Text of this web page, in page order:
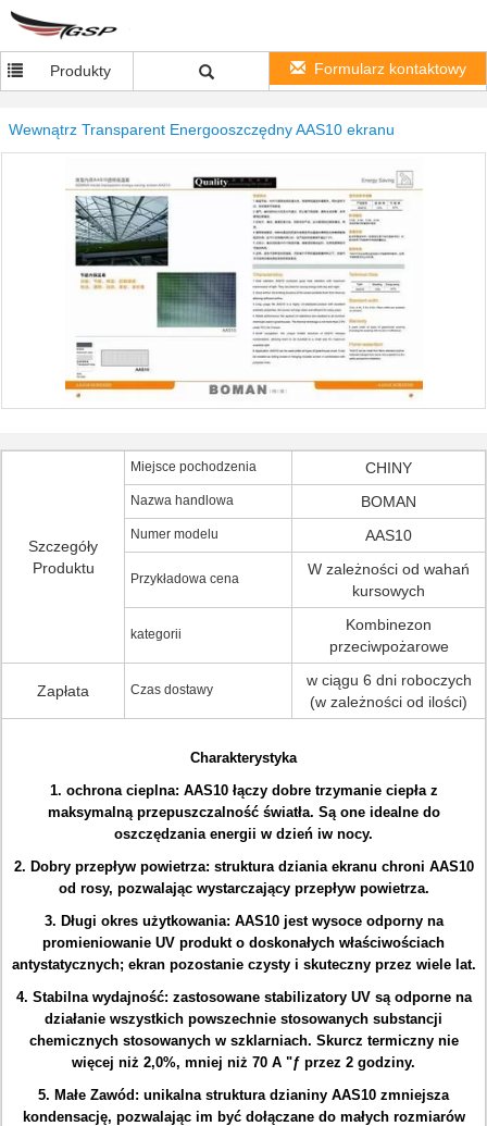
Produkty Formularz kontaktowy
Wewnątrz Transparent Energooszczędny AAS10 ekranu
Szczegóły
Produktu
Miejsce pochodzenia CHINY
Nazwa handlowa BOMAN
Numer modelu AAS10
Przykładowa cena
W zależności od wahań
kursowych
kategorii
Kombinezon
przeciwpożarowe
Zapłata Czas dostawy
w ciągu 6 dni roboczych
(w zależności od ilości)
Charakterystyka
1. ochrona cieplna: AAS10 łączy dobre trzymanie ciepła z
maksymalną przepuszczalność światła. Są one idealne do
oszczędzania energii w dzień iw nocy.
2. Dobry przepływ powietrza: struktura dziania ekranu chroni AAS10
od rosy, pozwalając wystarczający przepływ powietrza.
3. Długi okres użytkowania: AAS10 jest wysoce odporny na
promieniowanie UV produkt o doskonałych właściwościach
antystatycznych; ekran pozostanie czysty i skuteczny przez wiele lat.
4. Stabilna wydajność: zastosowane stabilizatory UV są odporne na
działanie wszystkich powszechnie stosowanych substancji
chemicznych stosowanych w szklarniach. Skurcz termiczny nie
więcej niż 2,0%, mniej niż 70 A "ƒ przez 2 godziny.
5. Małe Zawód: unikalna struktura dzianiny AAS10 zmniejsza
kondensację, pozwalając im być dołączane do małych rozmiarów